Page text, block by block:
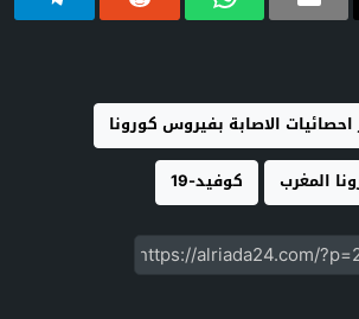
احصائيات الاصابة بفيروس كورونا
المغرب كوفيد-19